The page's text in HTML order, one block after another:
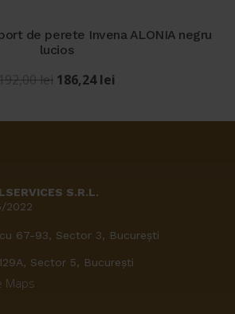
fost:
1.359,00 lei.
1.250,00 lei.
de perete Invena ALONIA negru
lucios
lei Prețul
a
186,24lei
este:
S.R.L.
2022
67-93, Sector 3, București
Sector 5, București
Maps